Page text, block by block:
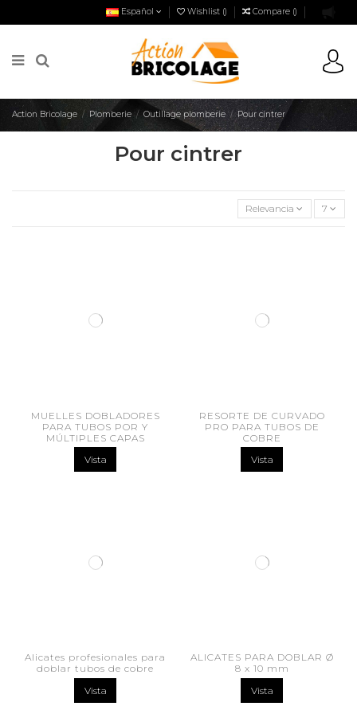
Español Wishlist () Compare ()
Action Bricolage Plomberie Outillage plomberie Pour cintrer
Pour cintrer
Relevancia 7
MUELLES DOBLADORES
PARA TUBOS POR Y
MÚLTIPLES CAPAS
Vista
RESORTE DE CURVADO
PRO PARA TUBOS DE
COBRE
Vista
Alicates profesionales para
doblar tubos de cobre
Vista
ALICATES PARA DOBLAR Ø
8 x 10 mm
Vista